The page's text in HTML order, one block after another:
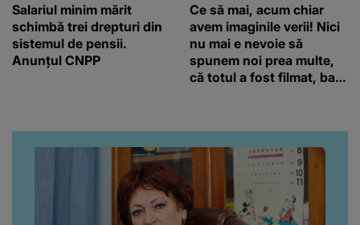
Salariul minim mărit
schimbă trei drepturi din
sistemul de pensii.
Anunțul CNPP
Ce să mai, acum chiar
avem imaginile verii! Nici
nu mai e nevoie să
spunem noi prea multe,
că totul a fost filmat, ba
da, frumoasa iubită a lui
Florin Ristei e...